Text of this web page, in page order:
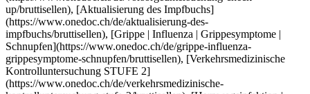
up/bruttisellen), [Aktualisierung des Impfbuchs]
(https://www.onedoc.ch/de/aktualisierung-des-
impfbuchs/bruttisellen), [Grippe | Influenza | Grippesymptome |
Schnupfen](https://www.onedoc.ch/de/grippe-influenza-
grippesymptome-schnupfen/bruttisellen), [Verkehrsmedizinische
Kontrolluntersuchung STUFE 2]
(https://www.onedoc.ch/de/verkehrsmedizinische-